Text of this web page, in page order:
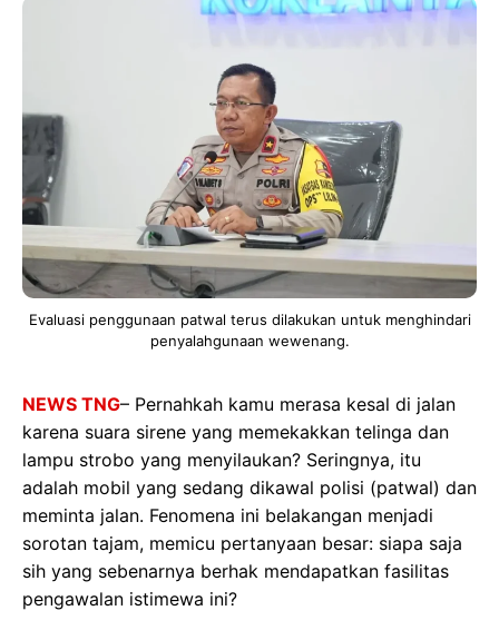
Evaluasi penggunaan patwal terus dilakukan untuk menghindari
penyalahgunaan wewenang.
NEWS TNG– Pernahkah kamu merasa kesal di jalan
karena suara sirene yang memekakkan telinga dan
lampu strobo yang menyilaukan? Seringnya, itu
adalah mobil yang sedang dikawal polisi (patwal) dan
meminta jalan. Fenomena ini belakangan menjadi
sorotan tajam, memicu pertanyaan besar: siapa saja
sih yang sebenarnya berhak mendapatkan fasilitas
pengawalan istimewa ini?